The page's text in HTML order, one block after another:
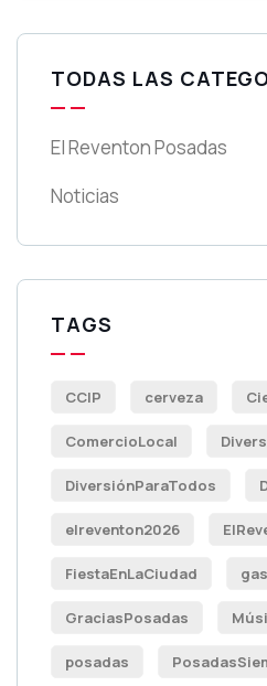
TODAS LAS
El Reventon Posadas
Noticias
TAGS
CCIP cerveza
ComercioLocal
DiversiónParaTodos
elreventon2026
FiestaEnLaCiudad
GraciasPosadas
posadas